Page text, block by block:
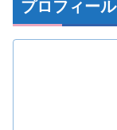
プロフィール